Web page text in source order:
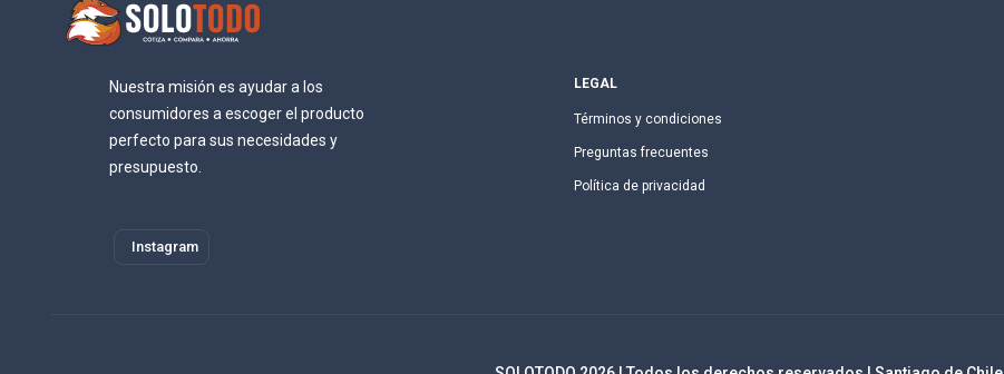
Nuestra misión es ayudar a los
consumidores a escoger el producto
perfecto para sus necesidades y
presupuesto.
Instagram
LEGAL
Términos y condiciones
Preguntas frecuentes
Política de privacidad